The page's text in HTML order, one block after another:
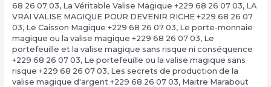
68 26 07 03, La Véritable Valise Magique +229 68 26 07 03, LA
VRAI VALISE MAGIQUE POUR DEVENIR RICHE +229 68 26 07
03, Le Caisson Magique +229 68 26 07 03, Le porte-monnaie
magique ou la valise magique +229 68 26 07 03, Le
portefeuille et la valise magique sans risque ni conséquence
+229 68 26 07 03, Le portefeuille ou la valise magique sans
risque +229 68 26 07 03, Les secrets de production de la
valise magique d'argent +229 68 26 07 03, Maitre Marabout